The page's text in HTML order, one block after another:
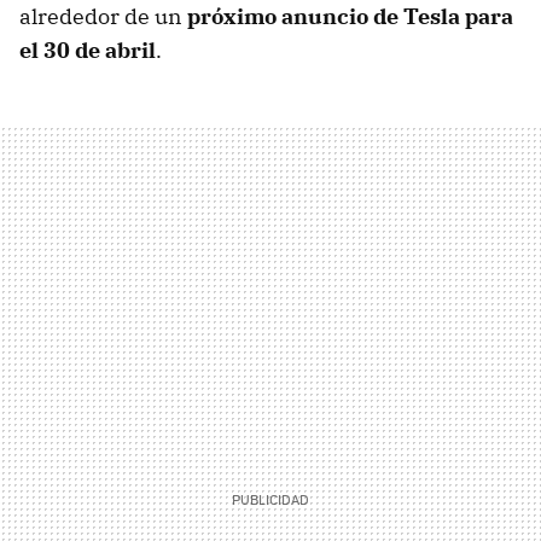
alrededor de un próximo anuncio de Tesla para
el 30 de abril.